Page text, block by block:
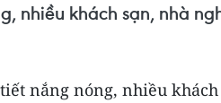
nhiều khách sạn, nhà
nắng nóng, nhiều